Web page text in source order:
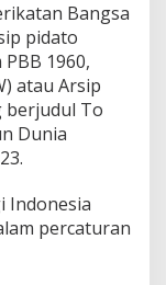
Bangsa
pidato
1960,
atau Arsip
berjudul To
Dunia
Indonesia
percaturan